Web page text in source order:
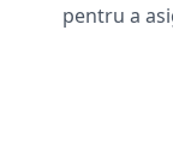
pentru a